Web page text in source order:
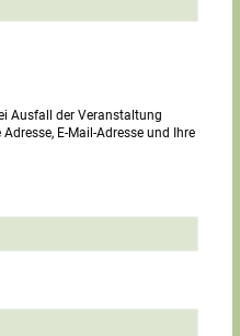
Ausfall der Veranstaltung
E-Mail-Adresse und Ihre